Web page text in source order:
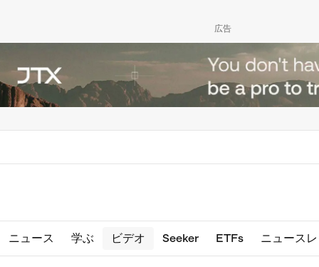
広告
ニュース 学ぶ ビデオ Seeker ETFs ニュース